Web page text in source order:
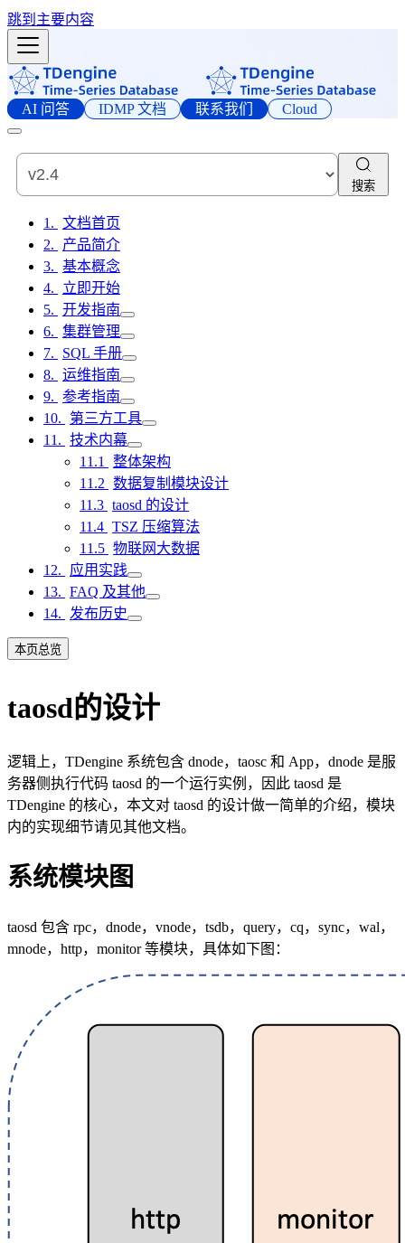
跳到主要内容
AI 问答 IDMP 文档 联系我们 Cloud
搜索
文档首页
产品简介
基本概念
立即开始
开发指南
集群管理
SQL 手册
运维指南
参考指南
第三方工具
技术内幕
整体架构
数据复制模块设计
taosd 的设计
TSZ 压缩算法
物联网大数据
应用实践
FAQ 及其他
发布历史
本页总览
taosd的设计
逻辑上，TDengine 系统包含 dnode，taosc 和 App，dnode 是服
务器侧执行代码 taosd 的一个运行实例，因此 taosd 是
TDengine 的核心，本文对 taosd 的设计做一简单的介绍，模块
内的实现细节请见其他文档。
系统模块图
taosd 包含 rpc，dnode，vnode，tsdb，query，cq，sync，wal，
mnode，http，monitor 等模块，具体如下图：